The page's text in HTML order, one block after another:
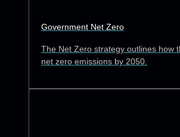
Government Net Zero
The Net Zero strategy outlines how
net zero emissions by 2050.